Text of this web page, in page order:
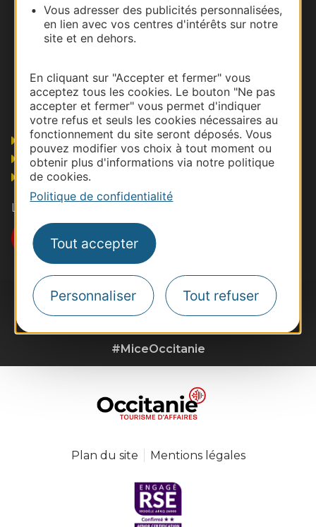
Vous adresser des publicités personnalisées,
en lien avec vos centres d'intérêts sur notre
site et en dehors.
En cliquant sur "Accepter et fermer" vous
acceptez tous les cookies. Le bouton "Ne pas
accepter et fermer" vous permet d'indiquer
votre refus et seuls les cookies nécessaires au
fonctionnement du site seront déposés. Vous
pouvez modifier vos choix à tout moment ou
obtenir plus d'informations via notre politique
de cookies.
Politique de confidentialité
Tout accepter
Personnaliser Tout refuser
Pros
Presse et influence
Grand public
Les actualités MICE en Occitanie
Je m'abonne
#MiceOccitanie
Plan du site Mentions légales